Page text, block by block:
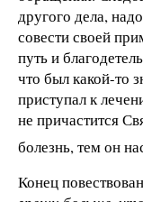
другого дела,
совести своей
путь и
что был какой-то
приступал к
не причастится
болезнь, тем он
Конец